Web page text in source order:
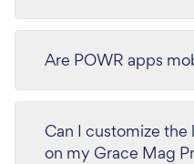
Are POWR apps
Can I customize
on my Grace Mag